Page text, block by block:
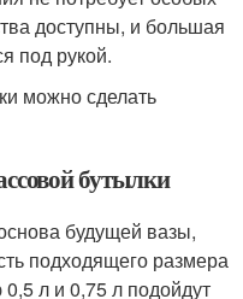
доступны, и большая
под рукой.
можно сделать
бутылки
будущей вазы,
подходящего размера
л и 0,75 л подойдут